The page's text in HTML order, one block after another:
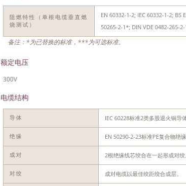
阻燃特性（单根电缆垂直燃
烧测试）
EN 60332-1-2; IEC 60332-1-2; BS
50265-2-1*; DIN VDE 0482-265-
备注：*为已替换的标准，***为可选标准。
额定电压
300V
电缆结构
导体 IEC 60228标准2类多股退火铜导体
绝缘 EN 50290-2-23标准PE复合物绝缘
成对 2根绝缘线芯绞合在一起形成对绞
对绞 成对电缆以最佳绞距绞合成层。